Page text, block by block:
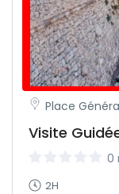
participer à
Lille ?
Place
Visite
0
2H